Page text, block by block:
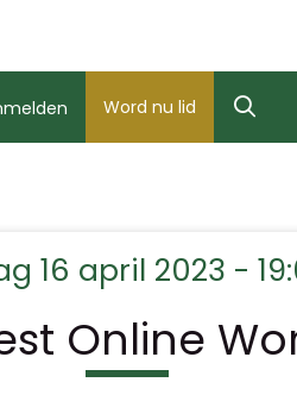
Word nu lid
16 april 2023 -
Online